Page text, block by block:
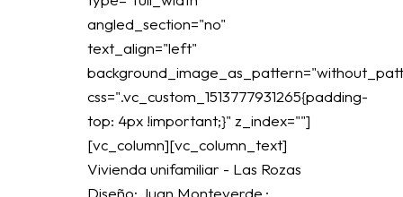
angled_section="no"
text_align="left"
css=".vc_custom_1513777931265{padding-
top: 4px !important;}" z_index=""]
[vc_column][vc_column_text]
Vivienda unifamiliar - Las Rozas
Diseño: Juan Monteverde ·